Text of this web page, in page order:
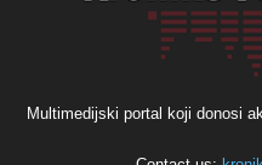
Multimedijski portal koji donosi